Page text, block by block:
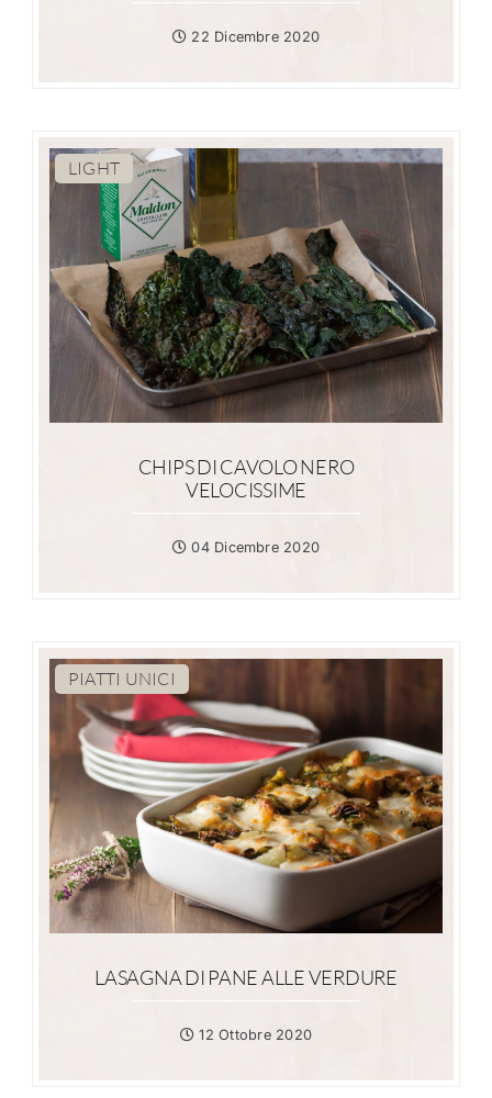
22 Dicembre 2020
LIGHT
CHIPS DI CAVOLO NERO
VELOCISSIME
04 Dicembre 2020
PIATTI UNICI
LASAGNA DI PANE ALLE VERDURE
12 Ottobre 2020